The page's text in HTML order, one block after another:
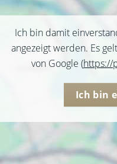
Ich bin damit
angezeigt werden. Es
von Google (https://
Ich bin